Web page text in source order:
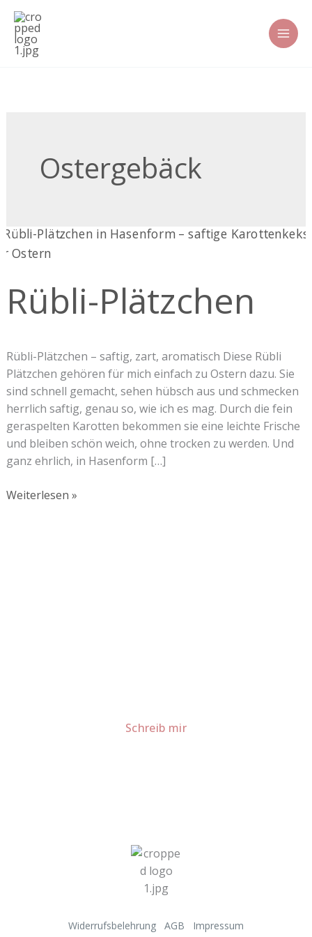
Zum
Inhalt
springen
Ostergebäck
Rübli-Plätzchen
Rübli-Plätzchen – saftig, zart, aromatisch Diese Rübli
Plätzchen gehören für mich einfach zu Ostern dazu. Sie
sind schnell gemacht, sehen hübsch aus und schmecken
herrlich saftig, genau so, wie ich es mag. Durch die fein
geraspelten Karotten bekommen sie eine leichte Frische
und bleiben schön weich, ohne trocken zu werden. Und
ganz ehrlich, in Hasenform […]
Rübli-
Plätzchen
Weiterlesen »
Schreib mir
Widerrufsbelehrung AGB Impressum